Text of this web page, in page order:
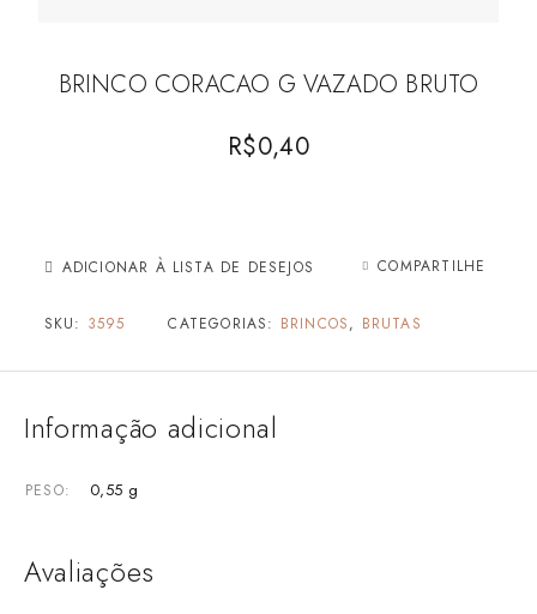
BRINCO CORACAO G VAZADO BRUTO
R$0,40
ADICIONAR À LISTA DE DESEJOS COMPARTILHE
SKU: 3595 CATEGORIAS: BRINCOS, BRUTAS
Informação adicional
PESO 0,55 g
Avaliações